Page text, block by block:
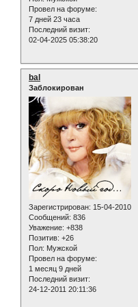
Провел на форуме:
7 дней 23 часа
Последний визит:
02-04-2025 05:38:20
bal
Заблокирован
Зарегистрирован: 15-04-2010
Сообщений: 836
Уважение: +838
Позитив: +26
Пол: Мужской
Провел на форуме:
1 месяц 9 дней
Последний визит:
24-12-2011 20:11:36